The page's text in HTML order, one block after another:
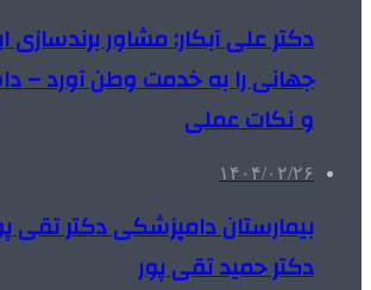
دکتر علی آبکار: مشاور برندسازی
جهانی را به خدمت وطن آورد –
و نکات عملی
۱۴۰۴/۰۲/۲۶
بیمارستان دامپزشکی دکتر تقی
دکتر حمید تقی پور